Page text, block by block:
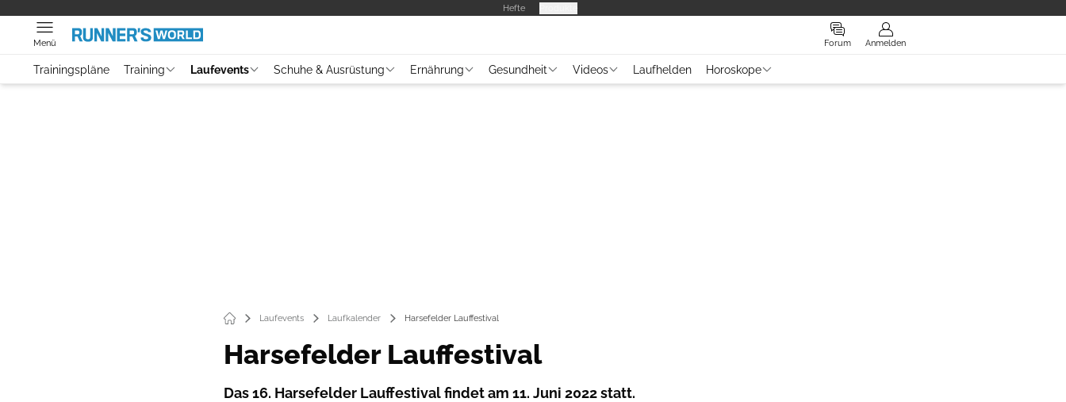
Hefte
Forum Anmelden
Menü
Trainingspläne Training Laufevents Schuhe & Ausrüstung Ernährung Gesundheit Videos Laufhelden Horoskope
Laufevents Laufkalender Harsefelder Lauffestival
Harsefelder Lauffestival
Das 16. Harsefelder Lauffestival findet am 11. Juni 2022 statt.